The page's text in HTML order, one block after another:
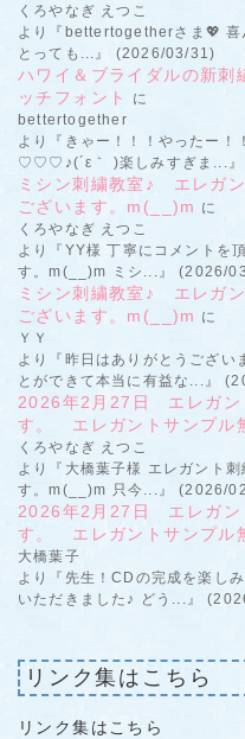
くろやなぎ えつこ
より『bettertogetherさま💖 喜
とっても...』 (2026/03/31)
ハワイ＆ブライダルの新
ッチフォント
に
bettertogether
より『きゃー！！！やったー！
♡♡♡♪(´ε｀ )楽しみすぎま...
ミシン刺繍教室♪ エレガ
ございます。m(__)m に
くろやなぎ えつこ
より『YY様 丁寧にコメントを
す。m(__)m ミシ...』 (2026/
ミシン刺繍教室♪ エレガ
ございます。m(__)m に
ＹＹ
より『昨日はありがとうござい
とができて本当に有益な...』
2026年2月27日 エレガン
す。 エレガントサンプル
くろやなぎ えつこ
より『大橋葉子様 エレガント
す。m(__)m 只今...』 (2026/
2026年2月27日 エレガン
す。 エレガントサンプル
大橋葉子
より『先生！CDの完成を楽し
いただきました♪ どう...』
リンク集はこちら
リンク集はこちら